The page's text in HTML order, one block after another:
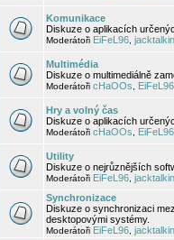
Komunikace
Diskuze o aplikacích
Moderátoři EiFeL96
Multimédia
Diskuze o multimediálně
Moderátoři cHaOOs EiFeL96
Hry a volný čas
Diskuze o aplikacích
Moderátoři cHaOOs EiFeL96
Utility
Diskuze o nejrůznějších
Moderátoři EiFeL96
Synchronizace
Diskuze o synchronizaci
desktopovými systémy.
Moderátoři EiFeL96